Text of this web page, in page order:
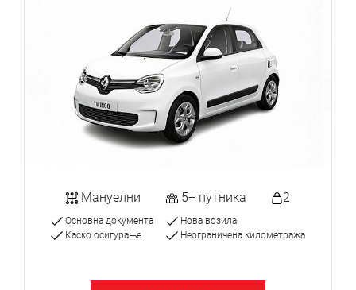
Мануелни 5+ путника 2
Основна документа
Каско осигурање
Нова возила
Неограничена километража